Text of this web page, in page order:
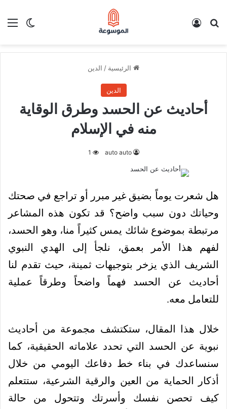
الوضع بحث عن
الرئيسية / الدين
الدين
أحاديث عن الحسد وطرق الوقاية
منه في الإسلام
auto auto
1
هل شعرت يوماً بضيق غير مبرر أو تراجع في صحتك
وحياتك دون سبب واضح؟ قد تكون هذه المشاعر
مرتبطة بموضوع شائك يمس كثيراً منا، وهو الحسد،
لفهم هذا الأمر بعمق، نلجأ إلى الهدي النبوي
الشريف الذي يزخر بتوجيهات ثمينة، حيث تقدم لنا
أحاديث عن الحسد فهماً واضحاً وطرقاً عملية
للتعامل معه.
خلال هذا المقال، ستكتشف مجموعة من أحاديث
نبوية عن الحسد التي تحدد علاماته الحقيقية، كما
سنساعدك في بناء خط دفاعك اليومي من خلال
أذكار الحماية من العين والرقية الشرعية، ستتعلم
كيف تحصن نفسك وأسرتك وتتحول من حالة